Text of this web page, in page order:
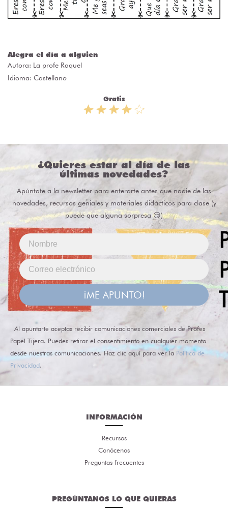
Alegra el día a alguien
Autora: La profe Raquel
Idioma: Castellano
Gratis
¿Quieres estar al día de las
últimas novedades?
Apúntate a la newsletter para enterarte antes que nadie de las
novedades, recursos geniales y materiales didácticos para clase (y
puede que alguna sorpresa 😏)
¡ME APUNTO!
Al apuntarte aceptas recibir comunicaciones comerciales de Profes
Papel Tijera. Puedes retirar el consentimiento en cualquier momento
desde nuestras comunicaciones. Haz clic aquí para ver la Política de
Privacidad.
INFORMACIÓN
Recursos
Conócenos
Preguntas frecuentes
PREGÚNTANOS LO QUE QUIERAS